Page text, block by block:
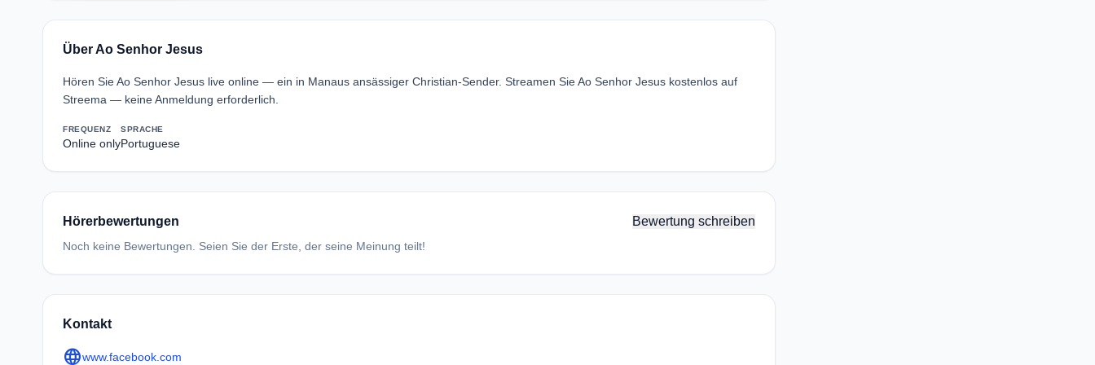
Über Ao Senhor Jesus
Hören Sie Ao Senhor Jesus live online — ein in Manaus ansässiger Christian-Sender. Streamen Sie Ao Senhor Jesus kostenlos auf
Streema — keine Anmeldung erforderlich.
FREQUENZ
Online only
SPRACHE
Portuguese
Hörerbewertungen Bewertung schreiben
Noch keine Bewertungen. Seien Sie der Erste, der seine Meinung teilt!
Kontakt
languagewww.facebook.com